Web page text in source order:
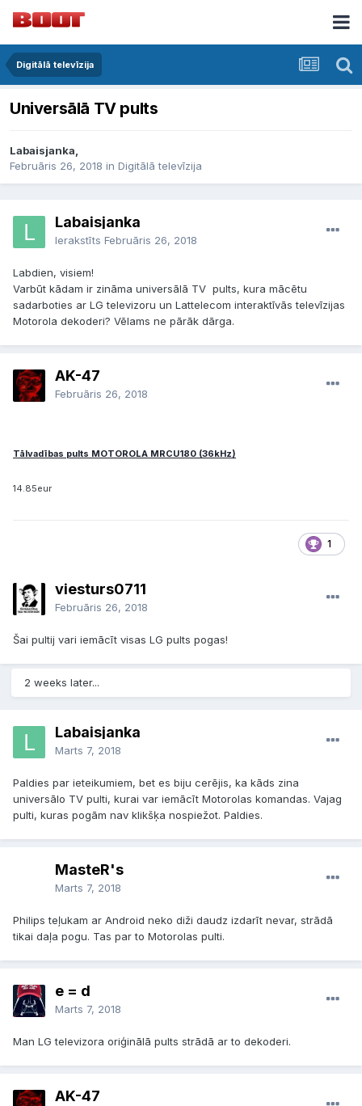
Digitālā televīzija
Universālā TV pults
Labaisjanka,
Februāris 26, 2018 in Digitālā televīzija
Labaisjanka
Ierakstīts Februāris 26, 2018
Labdien, visiem!
Varbūt kādam ir zināma universālā TV pults, kura mācētu
sadarboties ar LG televizoru un Lattelecom interaktīvās televīzijas
Motorola dekoderi? Vēlams ne pārāk dārga.
AK-47
Februāris 26, 2018
Tālvadības pults MOTOROLA MRCU180 (36kHz)
14.85eur
1
viesturs0711
Februāris 26, 2018
Šai pultij vari iemācīt visas LG pults pogas!
2 weeks later...
Labaisjanka
Marts 7, 2018
Paldies par ieteikumiem, bet es biju cerējis, ka kāds zina
universālo TV pulti, kurai var iemācīt Motorolas komandas. Vajag
pulti, kuras pogām nav klikšķa nospiežot. Paldies.
MasteR's
Marts 7, 2018
Philips teļukam ar Android neko diži daudz izdarīt nevar, strādā
tikai daļa pogu. Tas par to Motorolas pulti.
e = d
Marts 7, 2018
Man LG televizora oriģinālā pults strādā ar to dekoderi.
AK-47